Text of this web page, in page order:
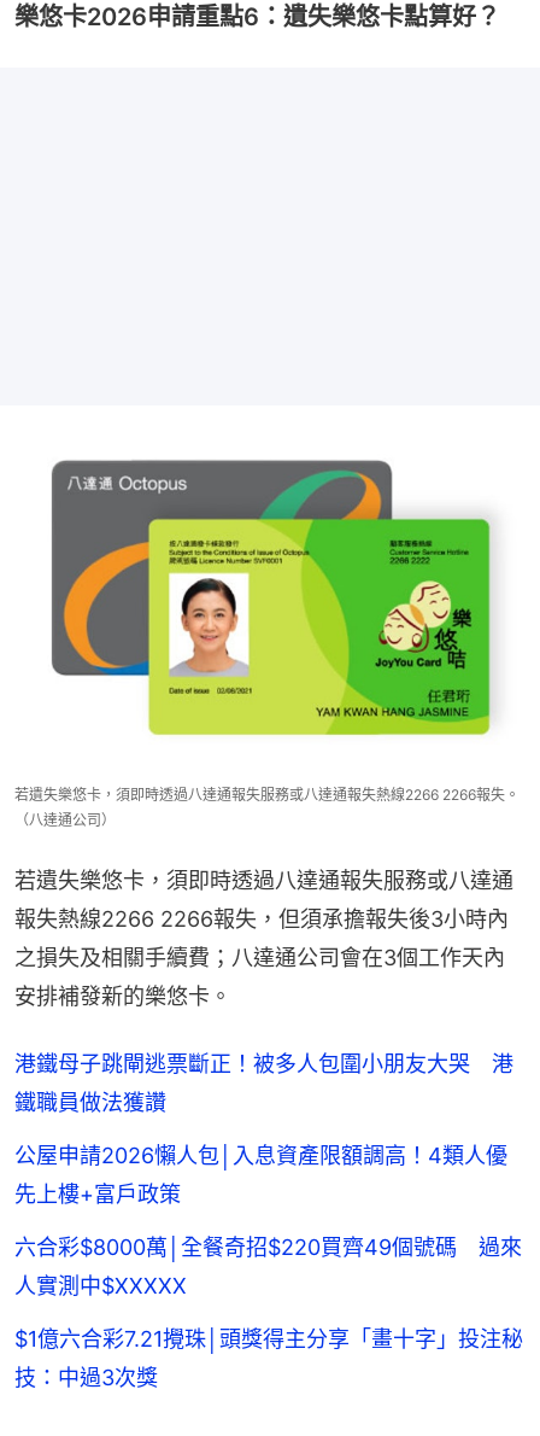
樂悠卡2026申請重點6：遺失樂悠卡點算好？
若遺失樂悠卡，須即時透過八達通報失服務或八達通報失熱線2266 2266報失。
（八達通公司）
若遺失樂悠卡，須即時透過八達通報失服務或八達通
報失熱線2266 2266報失，但須承擔報失後3小時內
之損失及相關手續費；八達通公司會在3個工作天內
安排補發新的樂悠卡。
港鐵母子跳閘逃票斷正！被多人包圍小朋友大哭 港
鐵職員做法獲讚
公屋申請2026懶人包│入息資產限額調高！4類人優
先上樓+富戶政策
六合彩$8000萬│全餐奇招$220買齊49個號碼 過來
人實測中$XXXXX
$1億六合彩7.21攪珠│頭獎得主分享「畫十字」投注秘
技：中過3次獎